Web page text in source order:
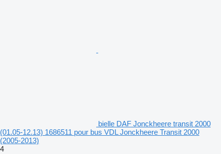
bielle DAF Jonckheere transit 2000
(01.05-12.13) 1686511 pour bus VDL Jonckheere Transit 2000
(2005-2013)
4